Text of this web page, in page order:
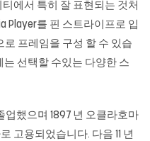
에서 특히 잘 표현되는 것처
Player를 핀 스트라이프로 입
로 프레임을 구성 할 수 있습
는 선택할 수있는 다양한 스
업했으며 1897 년 오클라호마
고용되었습니다. 다음 11 년